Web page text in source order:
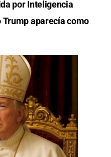
por Inteligencia
aparecía como